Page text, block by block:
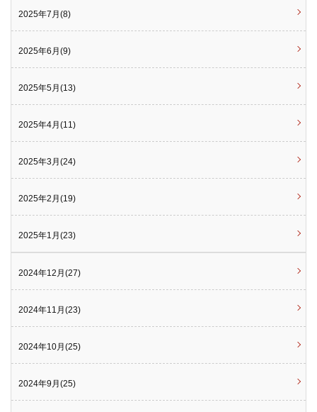
2025年7月(8)
2025年6月(9)
2025年5月(13)
2025年4月(11)
2025年3月(24)
2025年2月(19)
2025年1月(23)
2024年12月(27)
2024年11月(23)
2024年10月(25)
2024年9月(25)